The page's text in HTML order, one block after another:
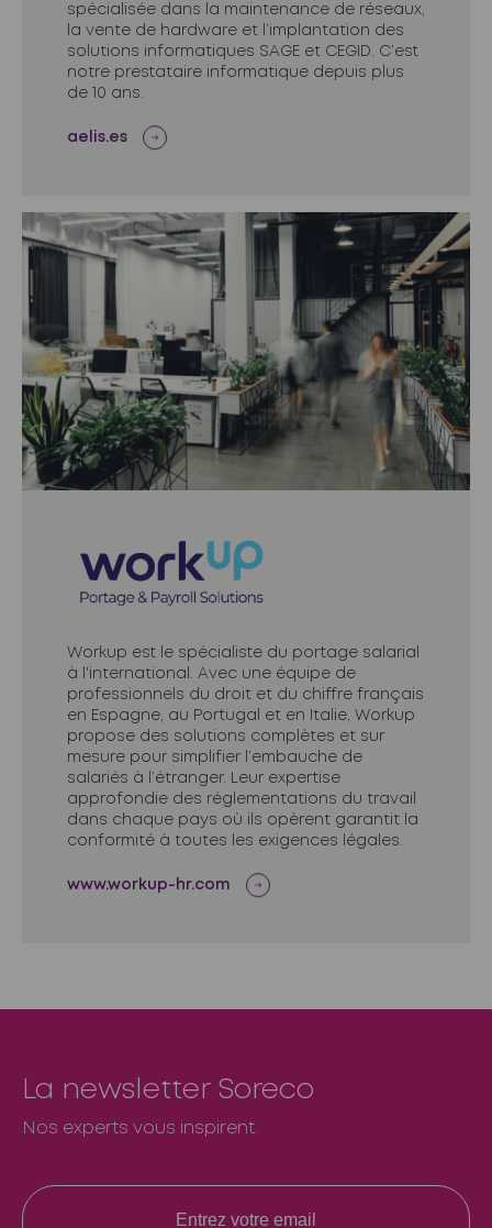
spécialisée dans la maintenance de réseaux,
la vente de hardware et l’implantation des
solutions informatiques SAGE et CEGID. C’est
notre prestataire informatique depuis plus
de 10 ans.
aelis.es
Workup est le spécialiste du portage salarial
à l'international. Avec une équipe de
professionnels du droit et du chiffre français
en Espagne, au Portugal et en Italie, Workup
propose des solutions complètes et sur
mesure pour simplifier l’embauche de
salariés à l’étranger. Leur expertise
approfondie des réglementations du travail
dans chaque pays où ils opèrent garantit la
conformité à toutes les exigences légales.
www.workup-hr.com
La newsletter Soreco
Nos experts vous inspirent.